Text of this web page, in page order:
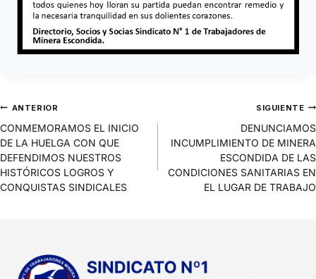
ANTERIOR
CONMEMORAMOS EL INICIO
DE LA HUELGA CON QUE
DEFENDIMOS NUESTROS
HISTÓRICOS LOGROS Y
CONQUISTAS SINDICALES
SIGUIENTE
DENUNCIAMOS
INCUMPLIMIENTO DE MINERA
ESCONDIDA DE LAS
CONDICIONES SANITARIAS EN
EL LUGAR DE TRABAJO